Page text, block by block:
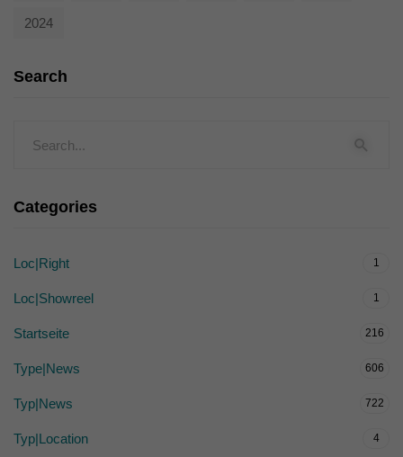
2024
Search
Categories
Loc|Right 1
Loc|Showreel 1
Startseite 216
Type|News 606
Typ|News 722
Typ|Location 4